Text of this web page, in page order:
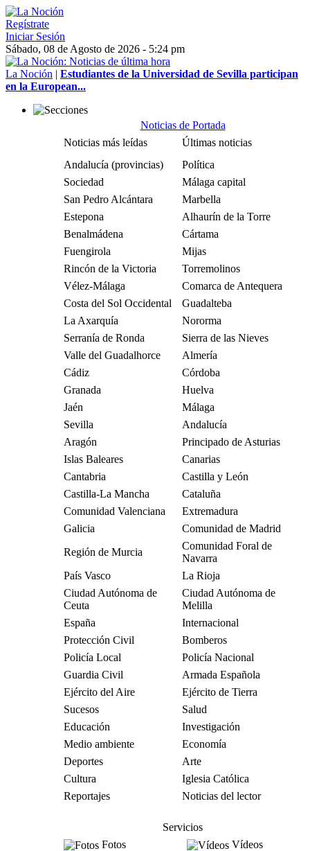
Regístrate
Iniciar Sesión
Sábado, 08 de Agosto de 2026 - 5:24 pm
La Noción | Estudiantes de la Universidad de Sevilla participan
en la European...
Noticias de Portada
Noticias más leídas
Últimas noticias
Andalucía (provincias)
Política
Sociedad
Málaga capital
San Pedro Alcántara
Marbella
Estepona
Alhaurín de la Torre
Benalmádena
Cártama
Fuengirola
Mijas
Rincón de la Victoria
Torremolinos
Vélez-Málaga
Comarca de Antequera
Costa del Sol Occidental
Guadalteba
La Axarquía
Nororma
Serranía de Ronda
Sierra de las Nieves
Valle del Guadalhorce
Almería
Cádiz
Córdoba
Granada
Huelva
Jaén
Málaga
Sevilla
Andalucía
Aragón
Principado de Asturias
Islas Baleares
Canarias
Cantabria
Castilla y León
Castilla-La Mancha
Cataluña
Comunidad Valenciana
Extremadura
Galicia
Comunidad de Madrid
Región de Murcia
Comunidad Foral de
Navarra
País Vasco
La Rioja
Ciudad Autónoma de
Ceuta
Ciudad Autónoma de
Melilla
España
Internacional
Protección Civil
Bomberos
Policía Local
Policía Nacional
Guardia Civil
Armada Española
Ejército del Aire
Ejército de Tierra
Sucesos
Salud
Educación
Investigación
Medio ambiente
Economía
Deportes
Arte
Cultura
Iglesia Católica
Reportajes
Noticias del lector
Servicios
Fotos
Vídeos